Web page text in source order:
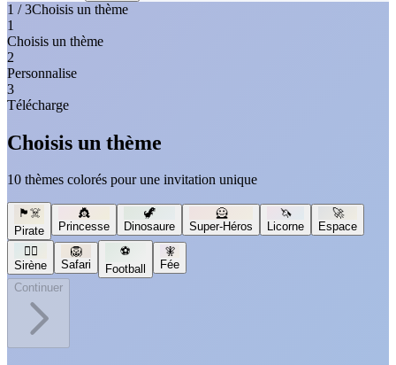
1 / 3Choisis un thème
1
Choisis un thème
2
Personnalise
3
Télécharge
Choisis un thème
10 thèmes colorés pour une invitation unique
🏴‍☠️
Pirate
👸
Princesse
🦖
Dinosaure
🦸
Super-Héros
🦄
Licorne
🚀
Espace
🧜‍♀️
Sirène
🦁
Safari
⚽
Football
🧚
Fée
Continuer